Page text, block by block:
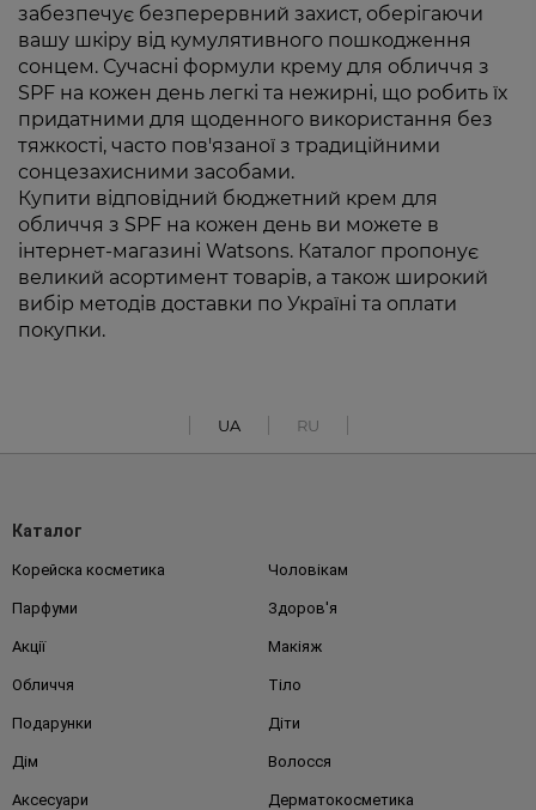
забезпечує безперервний захист, оберігаючи
вашу шкіру від кумулятивного пошкодження
сонцем. Сучасні формули крему для обличчя з
SPF на кожен день легкі та нежирні, що робить їх
придатними для щоденного використання без
тяжкості, часто пов'язаної з традиційними
сонцезахисними засобами.
Купити відповідний бюджетний крем для
обличчя з SPF на кожен день ви можете в
інтернет-магазині Watsons. Каталог пропонує
великий асортимент товарів, а також широкий
вибір методів доставки по Україні та оплати
покупки.
UA RU
Каталог
Корейска косметика Чоловікам
Парфуми Здоров'я
Акції Макіяж
Обличчя Тіло
Подарунки Діти
Дім Волосся
Аксесуари Дерматокосметика